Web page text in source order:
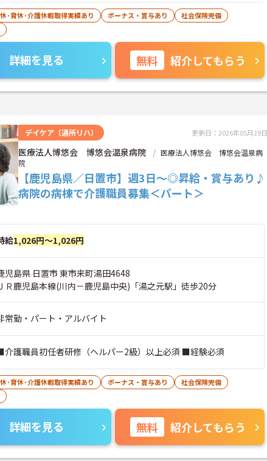
･育休･介護休暇取得実績あり ボーナス・賞与あり
社会保険完備
詳細を見る 無料 紹介してもらう
デイケア（通所リハ） 更新日：2026年05月29日
医療法人博悠会 博悠会温泉病院
医療法人博悠会 博悠会温泉病
院
【鹿児島県／日置市】週3日～◎昇給・賞与あり♪
病院の病棟で介護職員募集＜パート＞
給1,026円～1,026円
児島県 日置市 東市来町湯田4648
Ｒ鹿児島本線(川内－鹿児島中央)「湯之元駅」徒歩20分
常勤・パート・アルバイト
護職員初任者研修（ヘルパー2級）以上必須 ■経験必須
･育休･介護休暇取得実績あり ボーナス・賞与あり
社会保険完備
詳細を見る 無料 紹介してもらう